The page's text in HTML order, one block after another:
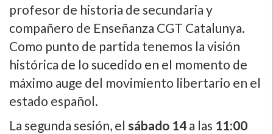
profesor de historia de secundaria y
compañero de Enseñanza CGT Catalunya.
Como punto de partida tenemos la visión
histórica de lo sucedido en el momento de
máximo auge del movimiento libertario en el
estado español.
La segunda sesión, el sábado 14 a las 11:00